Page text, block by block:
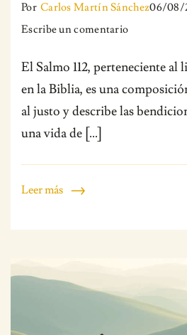
Por Carlos Martín Sánchez06/08/
Escribe un comentarioon
en
el
Salmo
un
El Salmo 112, perteneciente al
en la Biblia, es una
al justo y describe las
una vida de […]
Leer más